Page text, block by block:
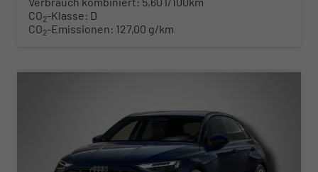
CO2-Klasse: D
CO2-Emissionen: 127,00 g/km